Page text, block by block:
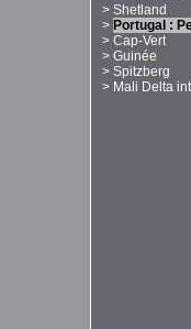
> Shetland
> Portugal :
> Cap-Vert
> Guinée
> Spitzberg
> Mali Delta